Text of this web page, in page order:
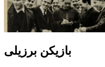
بازیکن برزیلی